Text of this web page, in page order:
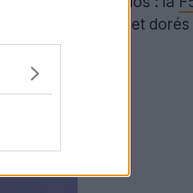
des détails noirs et